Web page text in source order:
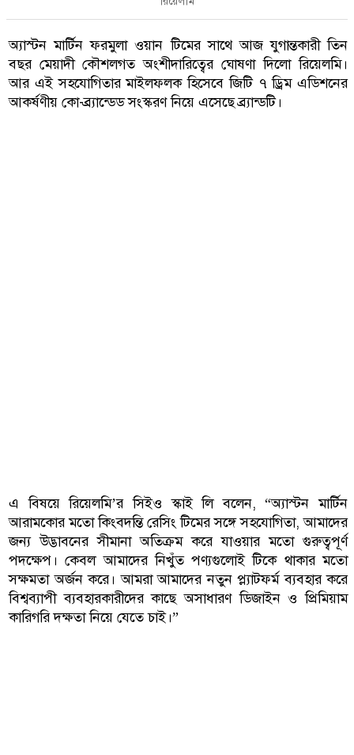
অ্যাস্টন মার্টিন ফরমুলা ওয়ান টিমের সাথে আজ যুগান্তকারী তিন
বছর মেয়াদী কৌশলগত অংশীদারিত্বের ঘোষণা দিলো রিয়েলমি।
আর এই সহযোগিতার মাইলফলক হিসেবে জিটি ৭ ড্রিম এডিশনের
আকর্ষণীয় কো-ব্র্যান্ডেড সংস্করণ নিয়ে এসেছে ব্র্যান্ডটি।
এ বিষয়ে রিয়েলমি’র সিইও স্কাই লি বলেন, “অ্যাস্টন মার্টিন
আরামকোর মতো কিংবদন্তি রেসিং টিমের সঙ্গে সহযোগিতা, আমাদের
জন্য উদ্ভাবনের সীমানা অতিক্রম করে যাওয়ার মতো গুরুত্বপূর্ণ
পদক্ষেপ। কেবল আমাদের নিখুঁত পণ্যগুলোই টিকে থাকার মতো
সক্ষমতা অর্জন করে। আমরা আমাদের নতুন প্ল্যাটফর্ম ব্যবহার করে
বিশ্বব্যাপী ব্যবহারকারীদের কাছে অসাধারণ ডিজাইন ও প্রিমিয়াম
কারিগরি দক্ষতা নিয়ে যেতে চাই।”